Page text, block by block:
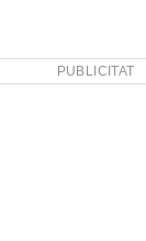
PUBLICITAT